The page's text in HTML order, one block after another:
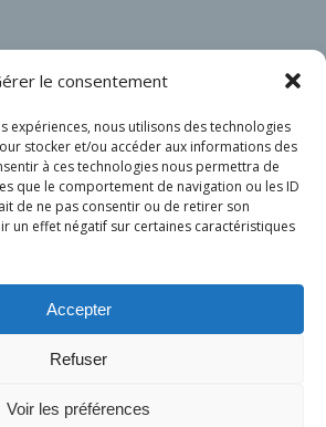
le consentement
expériences, nous utilisons des technologies
stocker et/ou accéder aux informations des
à ces technologies nous permettra de
que le comportement de navigation ou les ID
de ne pas consentir ou de retirer son
un effet négatif sur certaines caractéristiques
Accepter
Refuser
Voir les préférences